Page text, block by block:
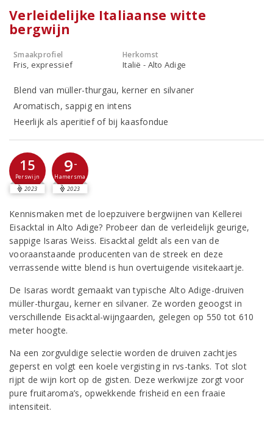
Verleidelijke Italiaanse witte
bergwijn
Smaakprofiel
Fris, expressief
Herkomst
Italië - Alto Adige
Blend van müller-thurgau, kerner en silvaner
Aromatisch, sappig en intens
Heerlijk als aperitief of bij kaasfondue
15
Perswijn
2023
9-
Hamersma
2023
Kennismaken met de loepzuivere bergwijnen van Kellerei
Eisacktal in Alto Adige? Probeer dan de verleidelijk geurige,
sappige Isaras Weiss. Eisacktal geldt als een van de
vooraanstaande producenten van de streek en deze
verrassende witte blend is hun overtuigende visitekaartje.
De Isaras wordt gemaakt van typische Alto Adige-druiven
müller-thurgau, kerner en silvaner. Ze worden geoogst in
verschillende Eisacktal-wijngaarden, gelegen op 550 tot 610
meter hoogte.
Na een zorgvuldige selectie worden de druiven zachtjes
geperst en volgt een koele vergisting in rvs-tanks. Tot slot
rijpt de wijn kort op de gisten. Deze werkwijze zorgt voor
pure fruitaroma’s, opwekkende frisheid en een fraaie
intensiteit.